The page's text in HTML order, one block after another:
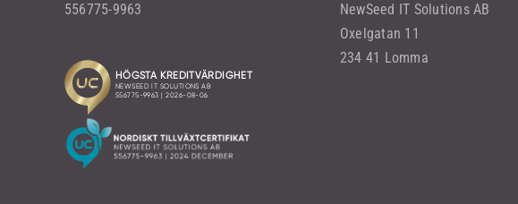
556775-9963
NewSeed IT Solutions AB
Oxelgatan 11
234 41 Lomma